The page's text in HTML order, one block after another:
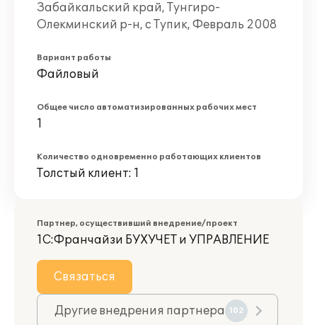
Забайкальский край, Тунгиро-
Олекминский р-н, с Тупик, Февраль 2008
Вариант работы
Файловый
Общее число автоматизированных рабочих мест
1
Количество одновременно работающих клиентов
Толстый клиент: 1
Партнер, осуществивший внедрение/проект
1С:Франчайзи БУХУЧЕТ и УПРАВЛЕНИЕ
Связаться
Другие внедрения партнера 102